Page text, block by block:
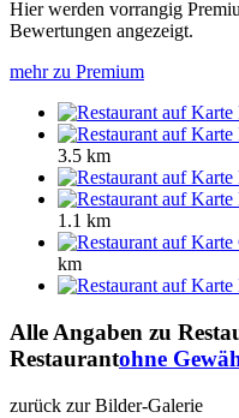
Hier werden vorrangig
Bewertungen angezeigt.
mehr zu Premium
3.5 km
1.1 km
km
Alle Angaben zu
Restaurantohne
zurück zur Bilder-Galerie